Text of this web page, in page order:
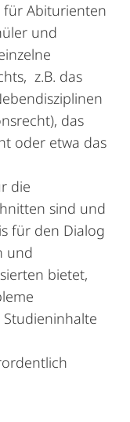
für Abiturienten
und
z.B. das
das
oder etwa das
die
sind und
für den Dialog
und
bietet,